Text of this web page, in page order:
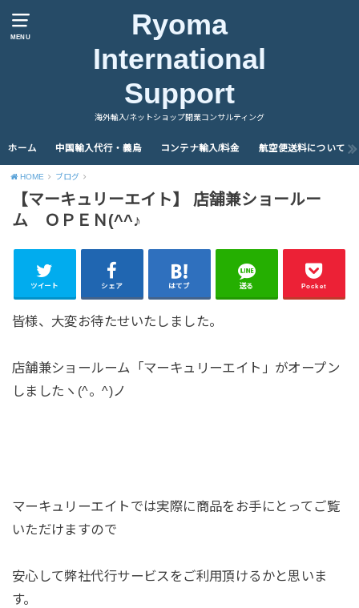
MENU
Ryoma
International
Support
海外輸入/ネットショップ開業コンサルティング
ホーム 中国輸入代行・義烏 コンテナ輸入/料金 航空便送料について
HOME ブログ
【マーキュリーエイト】 店舗兼ショールー
ム ＯＰＥＮ(^^♪
ツイート シェア はてブ 送る Pocket
皆様、大変お待たせいたしました。
店舗兼ショールーム「マーキュリーエイト」がオープン
しましたヽ(^。^)ノ
マーキュリーエイトでは実際に商品をお手にとってご覧
いただけますので
安心して弊社代行サービスをご利用頂けるかと思いま
す。